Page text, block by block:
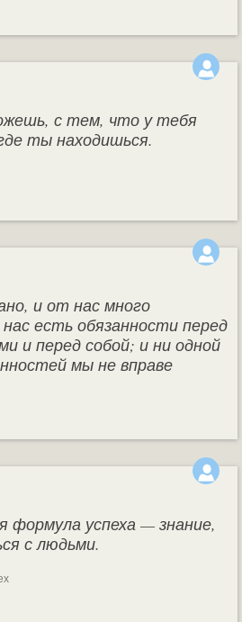
с тем, что у тебя
ты находишься.
и от нас много
есть обязанности перед
и перед собой; и ни одной
мы не вправе
формула успеха — знание,
с людьми.